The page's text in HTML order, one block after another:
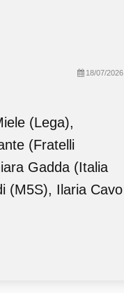
18/07/2026
(Lega),
(Fratelli
Gadda (Italia
(M5S), Ilaria Cavo